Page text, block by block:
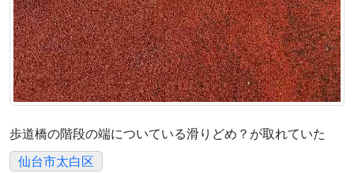
歩道橋の階段の端についている滑りどめ？が取れていた
仙台市太白区